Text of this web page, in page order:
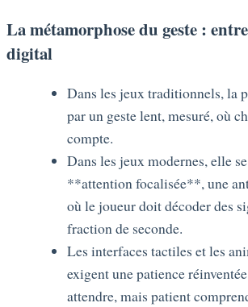
La métamorphose du geste :
digital
Dans les jeux traditionnels, la
par un geste lent, mesuré, où
compte.
Dans les jeux modernes, elle
**attention focalisée**, une
où le joueur doit décoder des
fraction de seconde.
Les interfaces tactiles et les
exigent une patience
attendre, mais patient